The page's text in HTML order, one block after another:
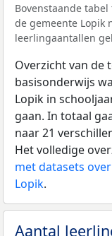
Bovenstaande
de gemeente Lopik
leerlingaantallen
Overzicht van de
basisonderwijs
Lopik in
gaan. In totaal
naar 21
Het volledige
met datasets
Lopik.
Aantal